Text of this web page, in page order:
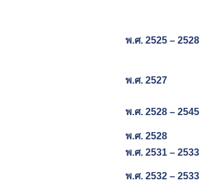
พ.ศ. 2525 – 2528
พ.ศ. 2527
พ.ศ. 2528 – 2545
พ.ศ. 2528
พ.ศ. 2531 – 2533
พ.ศ. 2532 – 2533